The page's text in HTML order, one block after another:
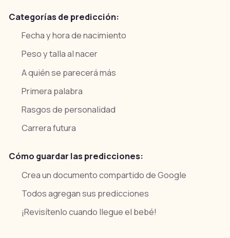
Categorías de predicción:
Fecha y hora de nacimiento
Peso y talla al nacer
A quién se parecerá más
Primera palabra
Rasgos de personalidad
Carrera futura
Cómo guardar las predicciones:
Crea un documento compartido de Google
Todos agregan sus predicciones
¡Revisítenlo cuando llegue el bebé!